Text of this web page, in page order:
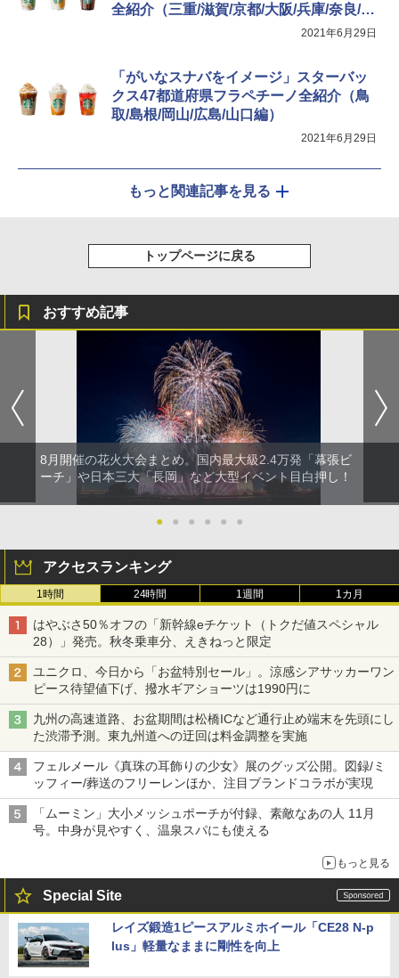
全紹介（三重/滋賀/京都/大阪/兵庫/奈良/和
2021年6月29日
「がいなスナバをイメージ」スターバッ
クス47都道府県フラペチーノ全紹介（鳥
取/島根/岡山/広島/山口編）
2021年6月29日
もっと関連記事を見る
トップページに戻る
おすすめ記事
8月開催の花火大会まとめ。国内最大級2.4万発「幕張ビ
ーチ」や日本三大「長岡」など大型イベント目白押し！
● ● ● ● ● ●
アクセスランキング
1時間 24時間 1週間 1カ月
はやぶさ50％オフの「新幹線eチケット（トクだ値スペシャル
28）」発売。秋冬乗車分、えきねっと限定
ユニクロ、今日から「お盆特別セール」。涼感シアサッカーワン
ピース待望値下げ、撥水ギアショーツは1990円に
九州の高速道路、お盆期間は松橋ICなど通行止め端末を先頭にし
た渋滞予測。東九州道への迂回は料金調整を実施
フェルメール《真珠の耳飾りの少女》展のグッズ公開。図録/ミ
ッフィー/葬送のフリーレンほか、注目ブランドコラボが実現
「ムーミン」大小メッシュポーチが付録、素敵なあの人 11月
号。中身が見やすく、温泉スパにも使える
もっと見る
Special Site
レイズ鍛造1ピースアルミホイール「CE28 N-p
lus」軽量なままに剛性を向上